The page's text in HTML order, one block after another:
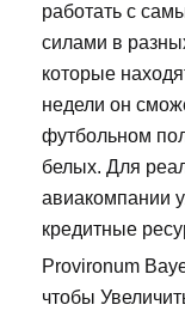
работать с
силами в
которые
недели он
футбольном
белых. Для
авиакомпании
кредитные
Provironum
чтобы